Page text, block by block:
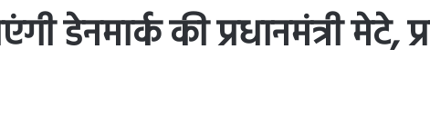
डेनमार्क की प्रधानमंत्री मेटे,